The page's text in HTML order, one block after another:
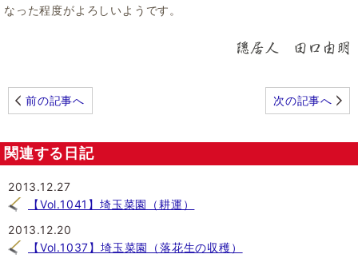
なった程度がよろしいようです。
前の記事へ 次の記事へ
関連する日記
2013.12.27
【Vol.1041】埼玉菜園（耕運）
2013.12.20
【Vol.1037】埼玉菜園（落花生の収穫）